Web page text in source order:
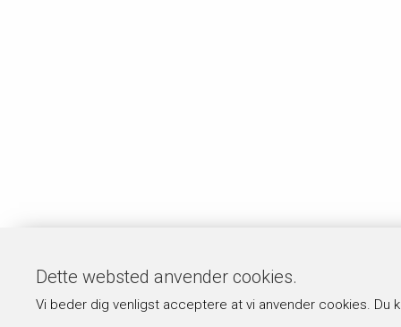
Dette websted anvender cookies.
Vi beder dig venligst acceptere at vi anvender cookies. Du